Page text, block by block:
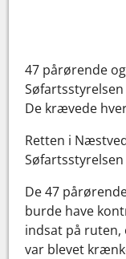
47 pårørende
De krævede
Retten i
De 47
burde have
indsat på
var blevet